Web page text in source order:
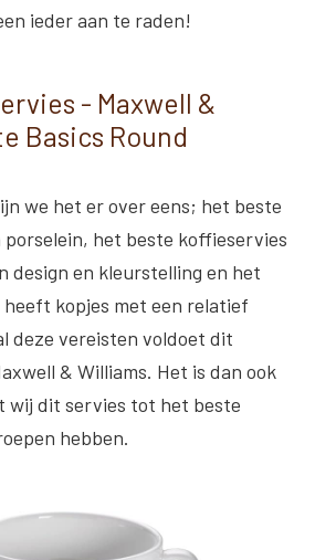
ieder aan te raden!
- Maxwell &
Basics Round
we het er over eens; het beste
het beste koffieservies
design en kleurstelling en het
kopjes met een relatief
deze vereisten voldoet dit
& Williams. Het is dan ook
wij dit servies tot het beste
hebben.